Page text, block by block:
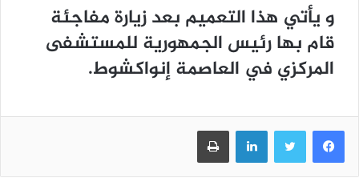
و يأتي هذا التعميم بعد زيارة مفاجئة
قام بها رئيس الجمهورية للمستشفى
المركزي في العاصمة إنواكشوط.
فيسبوك تويتر لينكدإن طباعة